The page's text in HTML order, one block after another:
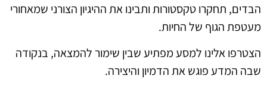
הבדים, תחקרו טקסטורות ותבינו את ההיגיון הצורני שמאחורי
מעטפת הגוף של החיות.
הצטרפו אלינו למסע מפתיע שבין שימור להמצאה, בנקודה
שבה המדע פוגש את הדמיון והיצירה.